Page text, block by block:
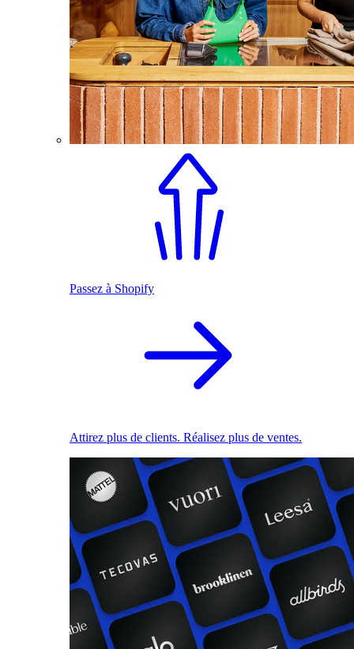
Passez à Shopify
Attirez plus de clients. Réalisez plus de ventes.